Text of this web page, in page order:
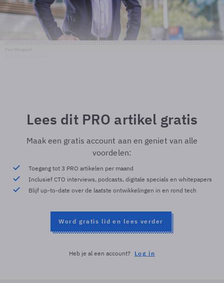
Paul Wijngaard
Lees dit PRO artikel gratis
Maak een gratis account aan en geniet van alle
voordelen:
Toegang tot 3 PRO artikelen per maand
Inclusief CTO interviews, podcasts, digitale specials en whitepapers
Blijf up-to-date over de laatste ontwikkelingen in en rond tech
Word gratis lid en lees verder
Heb je al een account? Log in